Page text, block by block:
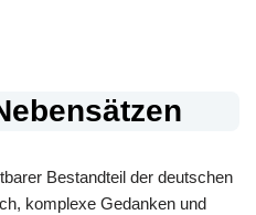
Bestandteil der deutschen
komplexe Gedanken und